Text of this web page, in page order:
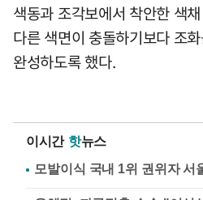
색동과 조각보에서 착안한 색
다른 색면이 충돌하기보다 조
완성하도록 했다.
이시간 핫뉴스